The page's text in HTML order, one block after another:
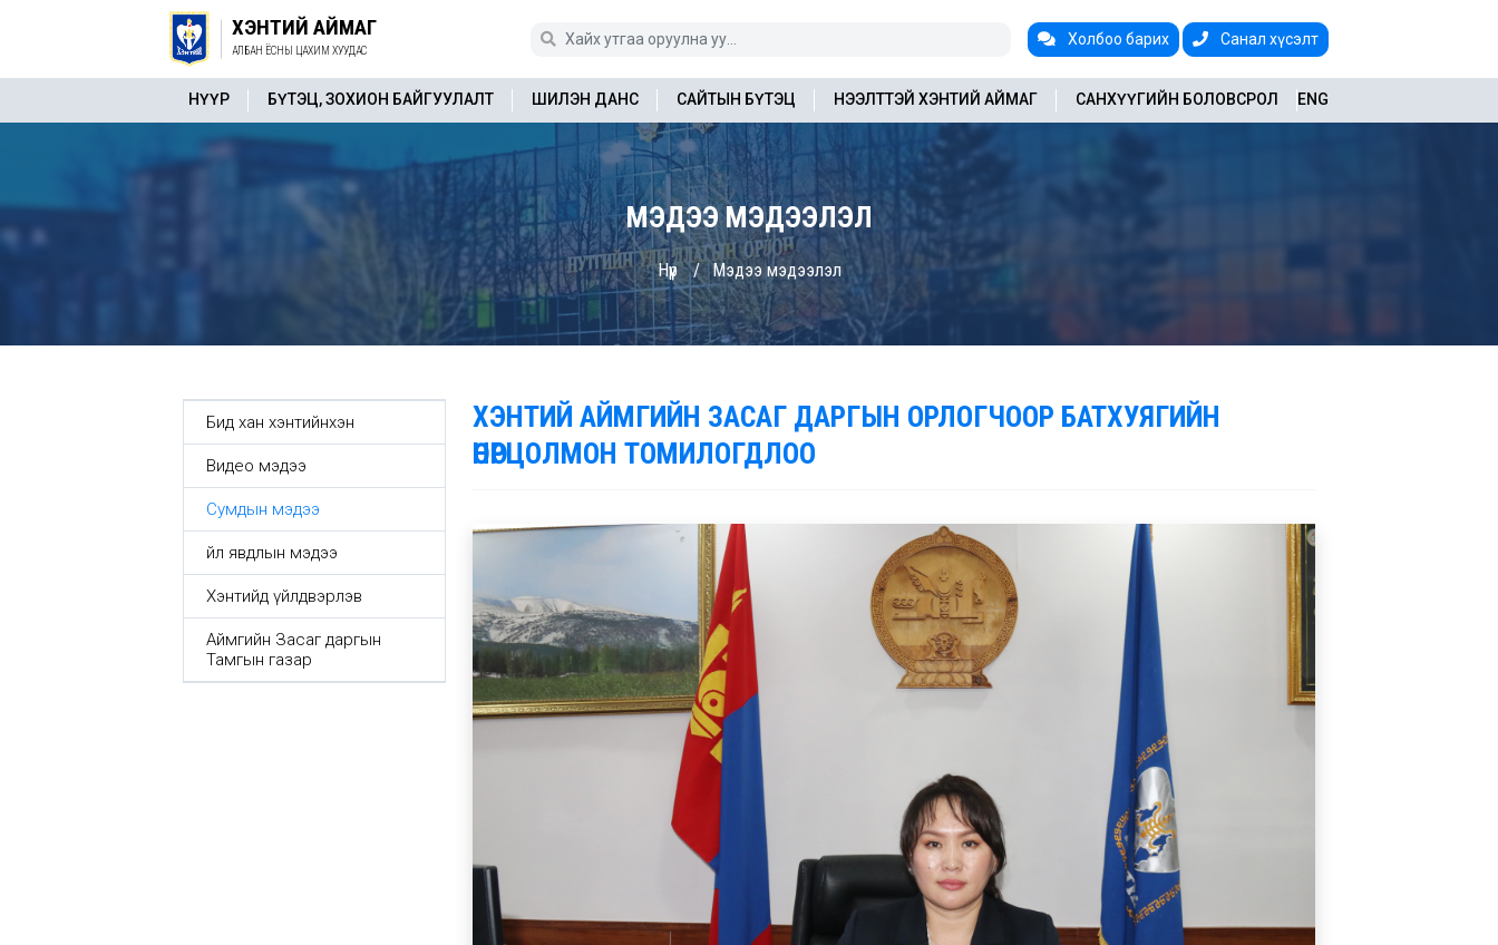
Холбоо барих Санал хүсэлт
ХЭНТИЙ АЙМАГ
АЛБАН ЁСНЫ ЦАХИМ ХУУДАС
ENG
НҮҮР БҮТЭЦ, ЗОХИОН БАЙГУУЛАЛТ ШИЛЭН ДАНС САЙТЫН БҮТЭЦ НЭЭЛТТЭЙ ХЭНТИЙ АЙМАГ САНХҮҮГИЙН БОЛОВСРОЛ
МЭДЭЭ МЭДЭЭЛЭЛ
Нүүр Мэдээ мэдээлэл
Бид хан хэнтийнхэн
Видео мэдээ
Сумдын мэдээ
Үйл явдлын мэдээ
Хэнтийд үйлдвэрлэв
Аймгийн Засаг даргын
Тамгын газар
ХЭНТИЙ АЙМГИЙН ЗАСАГ ДАРГЫН ОРЛОГЧООР БАТХУЯГИЙН
ӨНӨРЦОЛМОН ТОМИЛОГДЛОО